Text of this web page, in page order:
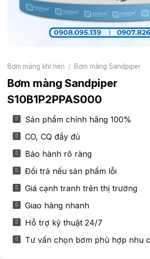
Bơm màng khí nén / Bơm màng Sandpiper
Bơm màng Sandpiper
S10B1P2PPAS000
Sản phẩm chính hãng 100%
CO, CQ đầy đủ
Bảo hành rõ ràng
Đổi trả nếu sản phẩm lỗi
Giá cạnh tranh trên thị trường
Giao hàng nhanh
Hỗ trợ kỹ thuật 24/7
Tư vấn chọn bơm phù hợp nhu